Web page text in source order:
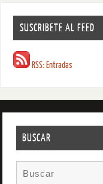
SUSCRIBETE AL FEED
RSS: Entradas
BUSCAR